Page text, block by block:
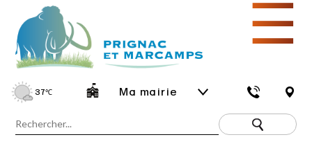
37℃ Ma mairie
☰